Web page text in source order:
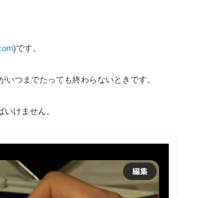
)です。
つまでたっても終わらないときです。
けません。